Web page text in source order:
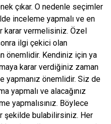
çıkar. O nedenle seçimler
inceleme yapmalı ve en
karar vermelisiniz. Özel
ilgi çekici olan
önemlidir. Kendiniz için ya
karar verdiğiniz zaman
yapmanız önemlidir. Siz de
yapmalı ve alacağınız
yapmalısınız. Böylece
şekilde bulabilirsiniz. Her